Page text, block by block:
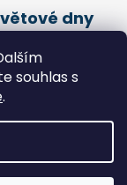
souhlas s
.
dny